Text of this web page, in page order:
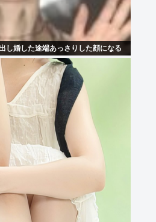
し婚した途端あっさりした顔になる